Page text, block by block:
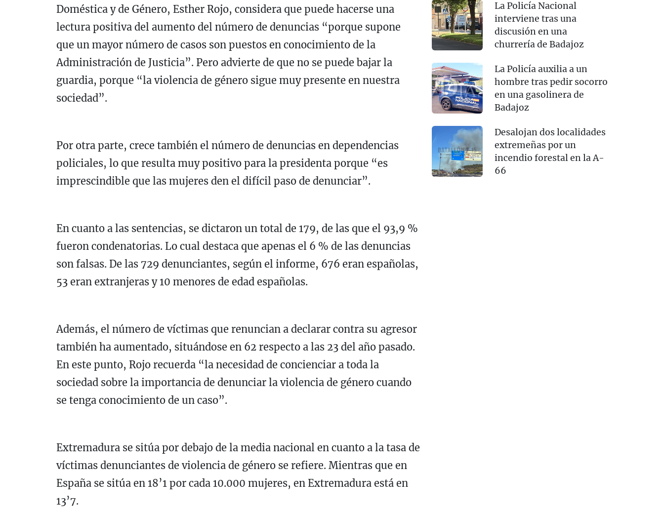
Doméstica y de Género, Esther Rojo, considera que puede hacerse una
lectura positiva del aumento del número de denuncias “porque supone
que un mayor número de casos son puestos en conocimiento de la
Administración de Justicia”. Pero advierte de que no se puede bajar la
guardia, porque “la violencia de género sigue muy presente en nuestra
sociedad”.
Por otra parte, crece también el número de denuncias en dependencias
policiales, lo que resulta muy positivo para la presidenta porque “es
imprescindible que las mujeres den el difícil paso de denunciar”.
En cuanto a las sentencias, se dictaron un total de 179, de las que el 93,9 %
fueron condenatorias. Lo cual destaca que apenas el 6 % de las denuncias
son falsas. De las 729 denunciantes, según el informe, 676 eran españolas,
53 eran extranjeras y 10 menores de edad españolas.
Además, el número de víctimas que renuncian a declarar contra su agresor
también ha aumentado, situándose en 62 respecto a las 23 del año pasado.
En este punto, Rojo recuerda “la necesidad de concienciar a toda la
sociedad sobre la importancia de denunciar la violencia de género cuando
se tenga conocimiento de un caso”.
Extremadura se sitúa por debajo de la media nacional en cuanto a la tasa de
víctimas denunciantes de violencia de género se refiere. Mientras que en
España se sitúa en 18’1 por cada 10.000 mujeres, en Extremadura está en
13’7.
La Policía Nacional
interviene tras una
discusión en una
churrería de Badajoz
La Policía auxilia a un
hombre tras pedir socorro
en una gasolinera de
Badajoz
Desalojan dos localidades
extremeñas por un
incendio forestal en la A-
66